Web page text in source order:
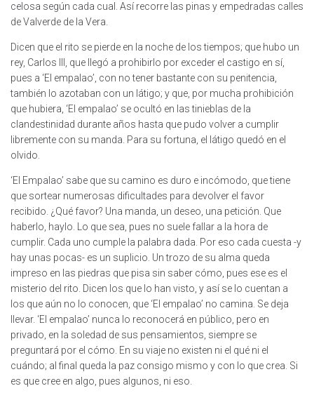
celosa según cada cual. Así recorre las pinas y empedradas calles
de Valverde de la Vera.
Dicen que el rito se pierde en la noche de los tiempos; que hubo un
rey, Carlos III, que llegó a prohibirlo por exceder el castigo en sí,
pues a ‘El empalao’, con no tener bastante con su penitencia,
también lo azotaban con un látigo; y que, por mucha prohibición
que hubiera, ‘El empalao’ se ocultó en las tinieblas de la
clandestinidad durante años hasta que pudo volver a cumplir
libremente con su manda. Para su fortuna, el látigo quedó en el
olvido.
‘El Empalao’ sabe que su camino es duro e incómodo, que tiene
que sortear numerosas dificultades para devolver el favor
recibido. ¿Qué favor? Una manda, un deseo, una petición. Que
haberlo, haylo. Lo que sea, pues no suele fallar a la hora de
cumplir. Cada uno cumple la palabra dada. Por eso cada cuesta -y
hay unas pocas- es un suplicio. Un trozo de su alma queda
impreso en las piedras que pisa sin saber cómo, pues ese es el
misterio del rito. Dicen los que lo han visto, y así se lo cuentan a
los que aún no lo conocen, que ‘El empalao’ no camina. Se deja
llevar. ‘El empalao’ nunca lo reconocerá en público, pero en
privado, en la soledad de sus pensamientos, siempre se
preguntará por el cómo. En su viaje no existen ni el qué ni el
cuándo; al final queda la paz consigo mismo y con lo que crea. Si
es que cree en algo, pues algunos, ni eso.